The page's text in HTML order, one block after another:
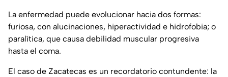
La enfermedad puede evolucionar hacia dos formas:
furiosa, con alucinaciones, hiperactividad e hidrofobia; o
paralítica, que causa debilidad muscular progresiva
hasta el coma.
El caso de Zacatecas es un recordatorio contundente: la